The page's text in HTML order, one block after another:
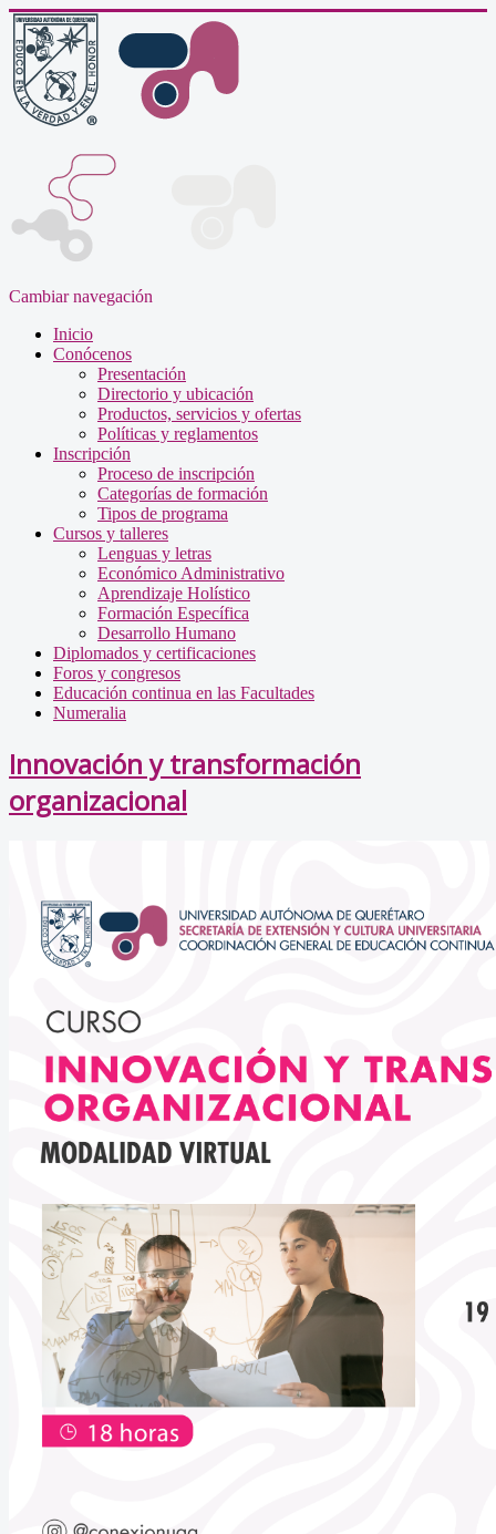
Cambiar navegación
Inicio
Conócenos
Presentación
Directorio y ubicación
Productos, servicios y ofertas
Políticas y reglamentos
Inscripción
Proceso de inscripción
Categorías de formación
Tipos de programa
Cursos y talleres
Lenguas y letras
Económico Administrativo
Aprendizaje Holístico
Formación Específica
Desarrollo Humano
Diplomados y certificaciones
Foros y congresos
Educación continua en las Facultades
Numeralia
Innovación y transformación
organizacional